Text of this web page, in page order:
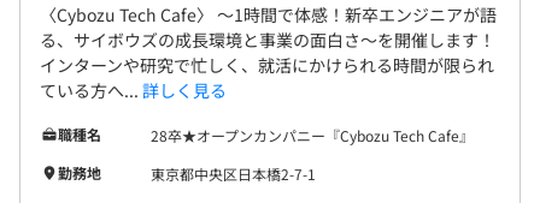
〈Cybozu Tech Cafe〉 〜1時間で体感！新卒エンジニアが語
る、サイボウズの成長環境と事業の面白さ〜を開催します！
インターンや研究で忙しく、就活にかけられる時間が限られ
ている方へ... 詳しく見る
職種名
28卒★オープンカンパニー『Cybozu Tech Cafe』
勤務地
東京都中央区日本橋2-7-1